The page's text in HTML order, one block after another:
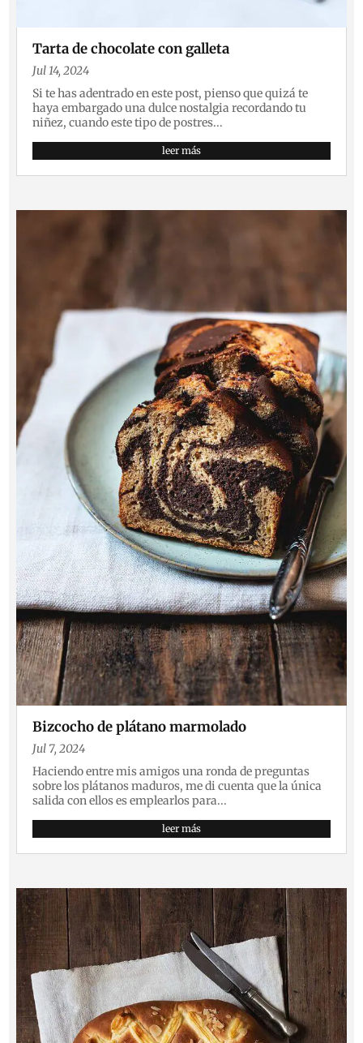
Tarta de chocolate con galleta
Jul 14, 2024
Si te has adentrado en este post, pienso que quizá te
haya embargado una dulce nostalgia recordando tu
niñez, cuando este tipo de postres...
leer más
Bizcocho de plátano marmolado
Jul 7, 2024
Haciendo entre mis amigos una ronda de preguntas
sobre los plátanos maduros, me di cuenta que la única
salida con ellos es emplearlos para...
leer más